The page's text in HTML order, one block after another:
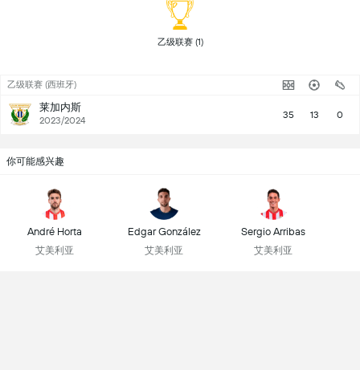
乙级联赛 (1)
乙级联赛 (西班牙)
莱加内斯
2023/2024 35 13 0
你可能感兴趣
André Horta
艾美利亚
Edgar González
艾美利亚
Sergio Arribas
艾美利亚